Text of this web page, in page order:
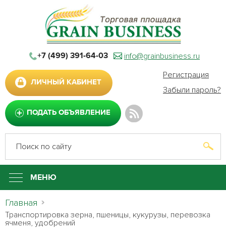
+7 (499) 391-64-03 info@grainbusiness.ru
ЛИЧНЫЙ КАБИНЕТ
Регистрация
Забыли пароль?
ПОДАТЬ ОБЪЯВЛЕНИЕ
МЕНЮ
Главная
Транспортировка зерна, пшеницы, кукурузы, перевозка
ячменя, удобрений